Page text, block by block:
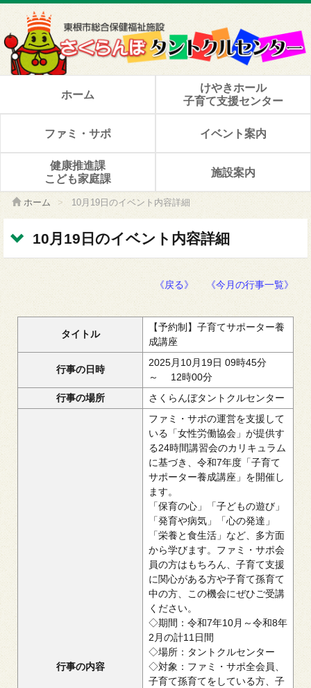
ホーム
けやきホール
子育て支援センター
ファミ・サポ イベント案内
健康推進課
こども家庭課
施設案内
ホーム > 10月19日のイベント内容詳細
10月19日のイベント内容詳細
《戻る》 《今月の行事一覧》
タイトル
【予約制】子育てサポーター養
成講座
行事の日時
2025月10月19日 09時45分
～ 12時00分
行事の場所
さくらんぼタントクルセンター
行事の内容
ファミ・サポの運営を支援して
いる「女性労働協会」が提供す
る24時間講習会のカリキュラム
に基づき、令和7年度「子育て
サポーター養成講座」を開催し
ます。
「保育の心」「子どもの遊び」
「発育や病気」「心の発達」
「栄養と食生活」など、多方面
から学びます。ファミ・サポ会
員の方はもちろん、子育て支援
に関心がある方や子育て孫育て
中の方、この機会にぜひご受講
ください。
◇期間：令和7年10月～令和8年
2月の計11日間
◇場所：タントクルセンター
◇対象：ファミ・サポ全会員、
子育て孫育てをしている方、子